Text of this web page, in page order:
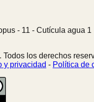
- 11 - Cutícula agua 1
los derechos
y privacidad - Política de